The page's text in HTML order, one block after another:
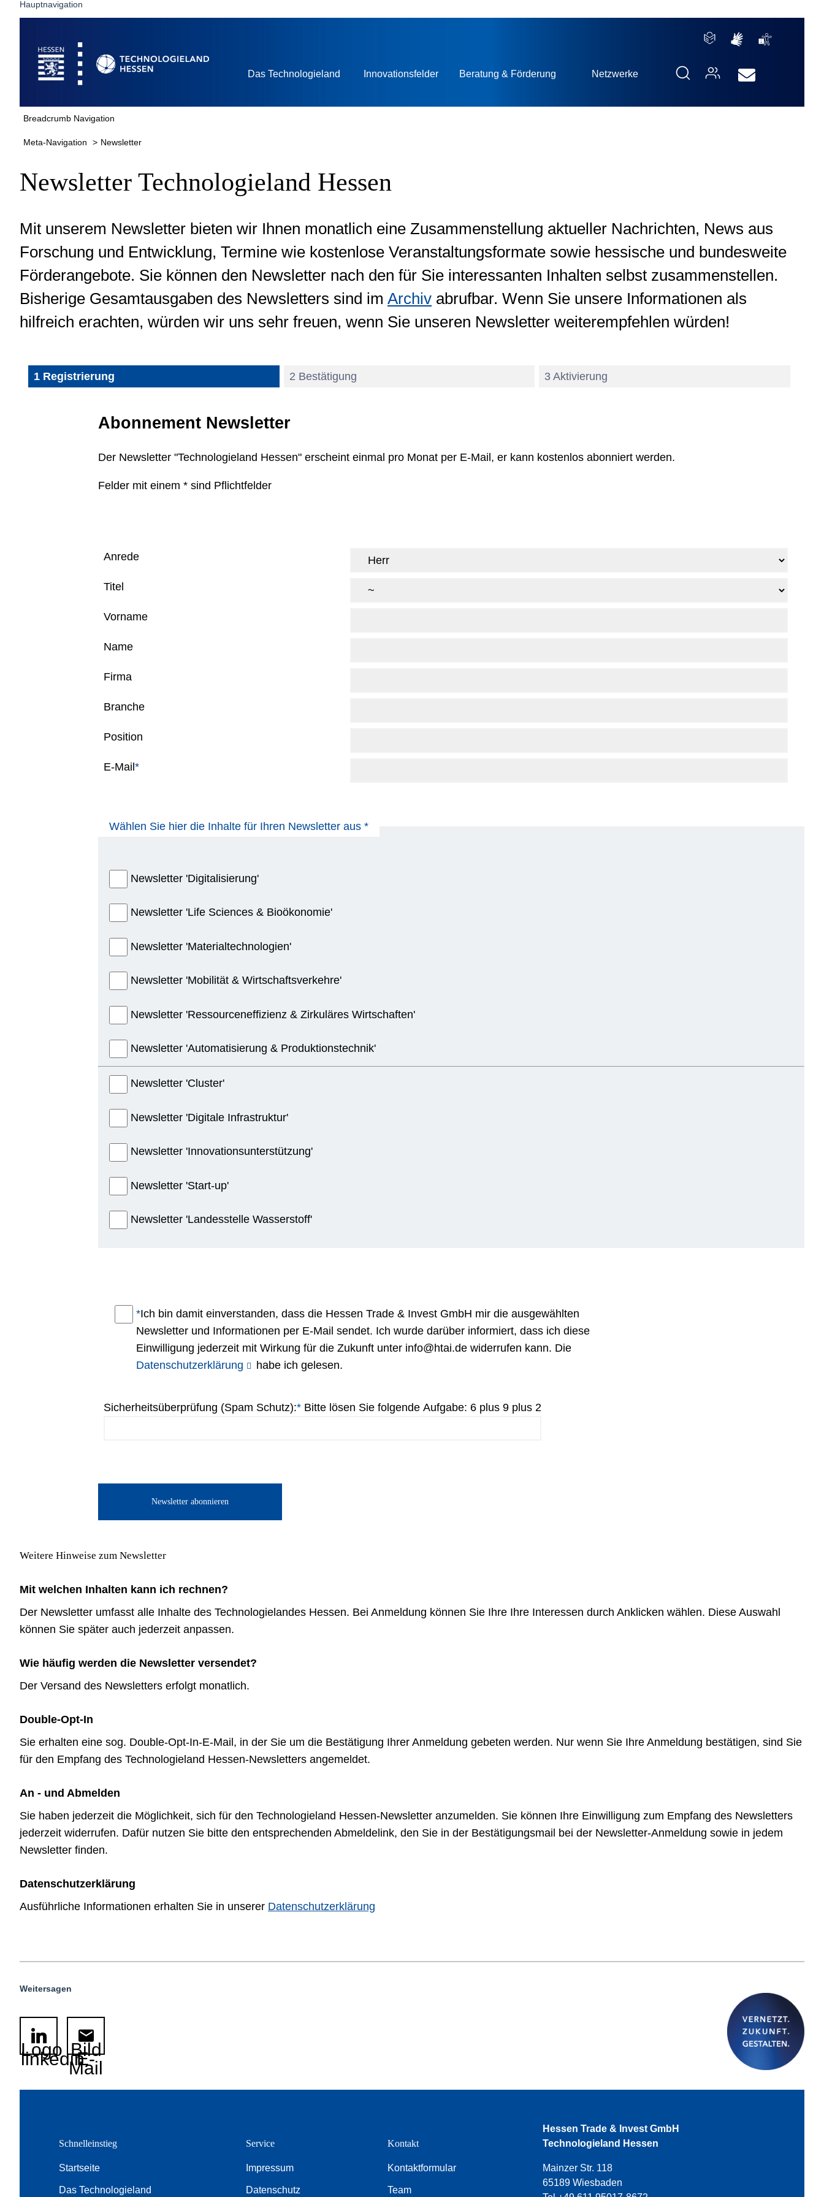
Hauptnavigation
Startseite
Das Technologieland Innovationsfelder Beratung & Förderung Netzwerke
Breadcrumb Navigation
Meta-Navigation Newsletter
Newsletter Technologieland Hessen
Mit unserem Newsletter bieten wir Ihnen monatlich eine Zusammenstellung aktueller Nachrichten, News aus
Forschung und Entwicklung, Termine wie kostenlose Veranstaltungsformate sowie hessische und bundesweite
Förderangebote. Sie können den Newsletter nach den für Sie interessanten Inhalten selbst zusammenstellen.
Bisherige Gesamtausgaben des Newsletters sind im Archiv abrufbar. Wenn Sie unsere Informationen als
hilfreich erachten, würden wir uns sehr freuen, wenn Sie unseren Newsletter weiterempfehlen würden!
1 Registrierung 2 Bestätigung 3 Aktivierung
Abonnement Newsletter
Der Newsletter "Technologieland Hessen" erscheint einmal pro Monat per E-Mail, er kann kostenlos abonniert werden.
Felder mit einem * sind Pflichtfelder
Anrede
Titel
Vorname
Name
Firma
Branche
Position
E-Mail *
Wählen Sie hier die Inhalte für Ihren Newsletter aus *
Newsletter 'Digitalisierung'
Newsletter 'Life Sciences & Bioökonomie'
Newsletter 'Materialtechnologien'
Newsletter 'Mobilität & Wirtschaftsverkehre'
Newsletter 'Ressourceneffizienz & Zirkuläres Wirtschaften'
Newsletter 'Automatisierung & Produktionstechnik'
Newsletter 'Cluster'
Newsletter 'Digitale Infrastruktur'
Newsletter 'Innovationsunterstützung'
Newsletter 'Start-up'
Newsletter 'Landesstelle Wasserstoff'
*Pflichtfeld
Ich bin damit einverstanden, dass die Hessen Trade & Invest GmbH mir die ausgewählten
Newsletter und Informationen per E-Mail sendet. Ich wurde darüber informiert, dass ich diese
Einwilligung jederzeit mit Wirkung für die Zukunft unter info@htai.de widerrufen kann. Die
Datenschutzerklärung
habe ich gelesen.
Sicherheitsüberprüfung (Spam Schutz):* Pflichtfeld
Bitte lösen Sie folgende Aufgabe: 6 plus 9 plus 2
Weitere Hinweise zum Newsletter
Mit welchen Inhalten kann ich rechnen?
Der Newsletter umfasst alle Inhalte des Technologielandes Hessen. Bei Anmeldung können Sie Ihre Ihre Interessen durch Anklicken wählen. Diese Auswahl
können Sie später auch jederzeit anpassen.
Wie häufig werden die Newsletter versendet?
Der Versand des Newsletters erfolgt monatlich.
Double-Opt-In
Sie erhalten eine sog. Double-Opt-In-E-Mail, in der Sie um die Bestätigung Ihrer Anmeldung gebeten werden. Nur wenn Sie Ihre Anmeldung bestätigen, sind Sie
für den Empfang des Technologieland Hessen-Newsletters angemeldet.
An - und Abmelden
Sie haben jederzeit die Möglichkeit, sich für den Technologieland Hessen-Newsletter anzumelden. Sie können Ihre Einwilligung zum Empfang des Newsletters
jederzeit widerrufen. Dafür nutzen Sie bitte den entsprechenden Abmeldelink, den Sie in der Bestätigungsmail bei der Newsletter-Anmeldung sowie in jedem
Newsletter finden.
Datenschutzerklärung
Ausführliche Informationen erhalten Sie in unserer Datenschutzerklärung
Weitersagen
Logo
linkedinBild
E-
Mail
Schnelleinstieg
Startseite
Das Technologieland
Service
Impressum
Datenschutz
Kontakt
Kontaktformular
Team
Hessen Trade & Invest GmbH
Technologieland Hessen
Mainzer Str. 118
65189 Wiesbaden